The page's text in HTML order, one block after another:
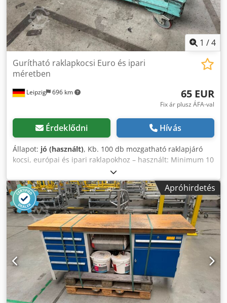
1 /4
Leipzig 696 km
Gurítható raklapkocsi Euro és ipari
méretben
65 EUR
Fix ár plusz ÁFA-val
Érdeklődni Hívás
Állapot: jó (használt), Kb. 100 db mozgatható raklapjáró
kocsi, európai és ipari raklapokhoz – használt: Minimum 10
darabos vásárlás esetén darabár: 75,00 € (nettó)! Minimum
30 darabos vásárlás esetén darabár: 65,00 € (nettó)!
Gyártó: ismeretlen Típus: ismeretlen Gyártási év:
ismeretlen Méretek: kb.: 125x105x28 cm Mozgatható,
Codpfxozp Rx Hs Al Aerf 4 görgő (amelyek közül 2
rögzítőfékkel van ellátva) Állapot: jó Elérhetőség: azonnal
Helyszín: Leipzig
Apróhirdetés